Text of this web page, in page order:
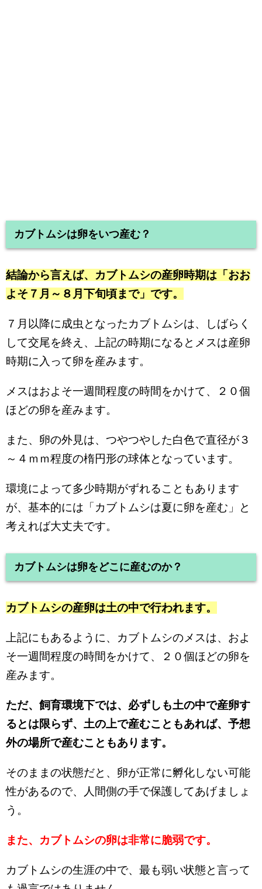
カブトムシは卵をいつ産む？
結論から言えば、カブトムシの産卵時期は「おお
よそ７月～８月下旬頃まで」です。
７月以降に成虫となったカブトムシは、しばらく
して交尾を終え、上記の時期になるとメスは産卵
時期に入って卵を産みます。
メスはおよそ一週間程度の時間をかけて、２０個
ほどの卵を産みます。
また、卵の外見は、つやつやした白色で直径が３
～４ｍｍ程度の楕円形の球体となっています。
環境によって多少時期がずれることもあります
が、基本的には「カブトムシは夏に卵を産む」と
考えれば大丈夫です。
カブトムシは卵をどこに産むのか？
カブトムシの産卵は土の中で行われます。
上記にもあるように、カブトムシのメスは、およ
そ一週間程度の時間をかけて、２０個ほどの卵を
産みます。
ただ、飼育環境下では、必ずしも土の中で産卵す
るとは限らず、土の上で産むこともあれば、予想
外の場所で産むこともあります。
そのままの状態だと、卵が正常に孵化しない可能
性があるので、人間側の手で保護してあげましょ
う。
また、カブトムシの卵は非常に脆弱です。
カブトムシの生涯の中で、最も弱い状態と言って